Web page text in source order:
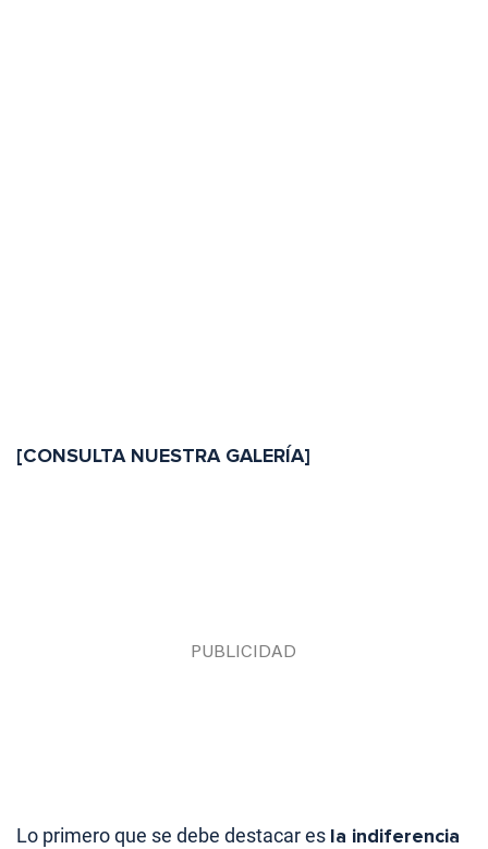
[CONSULTA NUESTRA GALERÍA]
Lo primero que se debe destacar es la indiferencia